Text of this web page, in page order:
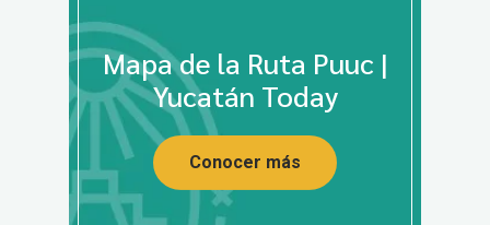
Mapa de la Ruta Puuc |
Yucatán Today
Conocer más